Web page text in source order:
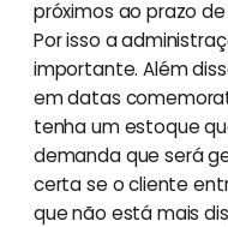
próximos ao prazo
Por isso a
importante. Além
em datas
tenha um estoque
demanda que será
certa se o cliente
que não está mais